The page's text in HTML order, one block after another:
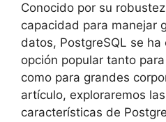
Conocido por su
capacidad para manejar
datos, PostgreSQL se
opción popular tanto
como para grandes
artículo, exploraremos
características de